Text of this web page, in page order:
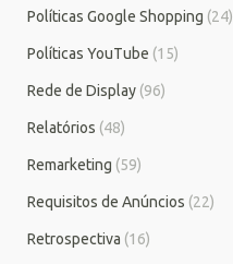
Políticas Google Shopping (24)
Políticas YouTube (15)
Rede de Display (96)
Relatórios (48)
Remarketing (59)
Requisitos de Anúncios (22)
Retrospectiva (16)